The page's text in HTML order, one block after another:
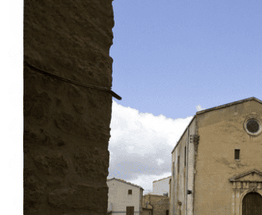
Italiano English Français
Menu